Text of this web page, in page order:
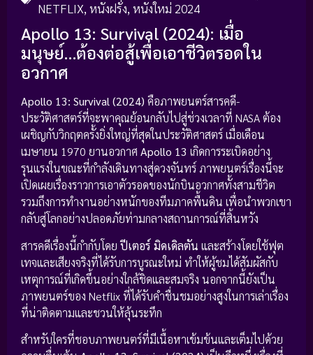
NETFLIX, หนังฝรั่ง, หนังใหม่ 2024
Apollo 13: Survival (2024): เมื่อ
มนุษย์…ต้องต่อสู้เพื่อเอาชีวิตรอดใน
อวกาศ
Apollo 13: Survival (2024) คือภาพยนตร์สารคดี-
ประวัติศาสตร์ที่จะพาคุณย้อนกลับไปสู่ช่วงเวลาที่ NASA ต้อง
เผชิญกับวิกฤตครั้งยิ่งใหญ่ที่สุดในประวัติศาสตร์ เมื่อเดือน
เมษายน 1970 ยานอวกาศ Apollo 13 เกิดการระเบิดอย่าง
รุนแรงในขณะที่กำลังเดินทางสู่ดวงจันทร์ ภาพยนตร์เรื่องนี้จะ
เปิดเผยเรื่องราวการเอาตัวรอดของนักบินอวกาศทั้งสามชีวิต
รวมถึงการทำงานอย่างหนักของทีมภาคพื้นดิน เพื่อนำพวกเขา
กลับสู่โลกอย่างปลอดภัยท่ามกลางสถานการณ์ที่สิ้นหวัง
สารคดีเรื่องนี้กำกับโดยปีเตอร์ มิดเดิลตัน และสร้างโดยใช้ฟุต
เทจและเสียงจริงที่ได้รับการบูรณะใหม่ ทำให้ผู้ชมได้สัมผัสกับ
เหตุการณ์ที่เกิดขึ้นอย่างใกล้ชิดและสมจริง นอกจากนี้ยังเป็น
ภาพยนตร์ของ Netflix ที่ได้รับคำชื่นชมอย่างสูงในการเล่าเรื่อง
ที่น่าติดตามและชวนให้ลุ้นระทึก
สำหรับใครที่ชอบภาพยนตร์ที่มีเนื้อหาเข้มข้นและเต็มไปด้วย